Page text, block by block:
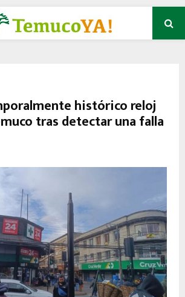
histórico reloj
tras detectar una falla